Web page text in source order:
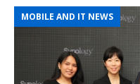
MOBILE AND IT NEWS